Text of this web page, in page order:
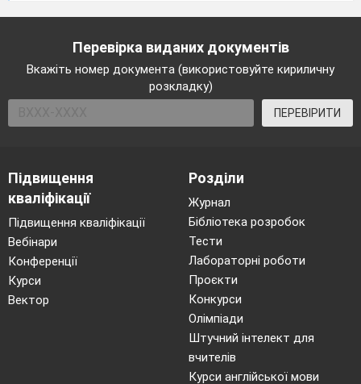
фантастичний герой?
Чому вчить нас ця казка?
Що цікавого та нового ви дізнались на
Перевірка виданих документів
Вкажіть номер документа (використовуйте кириличну
розкладку)
ПЕРЕВІРИТИ
Підвищення
кваліфікації
Підвищення кваліфікації
Вебінари
Конференції
Курси
Вектор
Розділи
Журнал
Бібліотека розробок
Тести
Лабораторні роботи
Проєкти
Конкурси
Олімпіади
Штучний інтелект для
вчителів
Курси англійської мови